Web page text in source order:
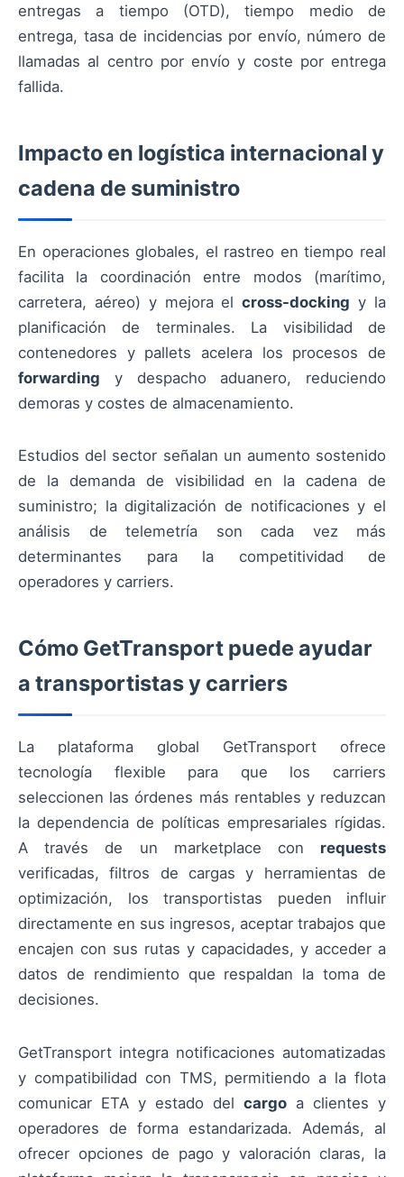
entregas a tiempo (OTD), tiempo medio de
entrega, tasa de incidencias por envío, número de
llamadas al centro por envío y coste por entrega
fallida.
Impacto en logística internacional y
cadena de suministro
En operaciones globales, el rastreo en tiempo real
facilita la coordinación entre modos (marítimo,
carretera, aéreo) y mejora elcross-docking y la
planificación de terminales. La visibilidad de
contenedores y pallets acelera los procesos de
forwarding y despacho aduanero, reduciendo
demoras y costes de almacenamiento.
Estudios del sector señalan un aumento sostenido
de la demanda de visibilidad en la cadena de
suministro; la digitalización de notificaciones y el
análisis de telemetría son cada vez más
determinantes para la competitividad de
operadores y carriers.
Cómo GetTransport puede ayudar
a transportistas y carriers
La plataforma global GetTransport ofrece
tecnología flexible para que los carriers
seleccionen las órdenes más rentables y reduzcan
la dependencia de políticas empresariales rígidas.
A través de un marketplace con requests
verificadas, filtros de cargas y herramientas de
optimización, los transportistas pueden influir
directamente en sus ingresos, aceptar trabajos que
encajen con sus rutas y capacidades, y acceder a
datos de rendimiento que respaldan la toma de
decisiones.
GetTransport integra notificaciones automatizadas
y compatibilidad con TMS, permitiendo a la flota
comunicar ETA y estado del cargo a clientes y
operadores de forma estandarizada. Además, al
ofrecer opciones de pago y valoración claras, la